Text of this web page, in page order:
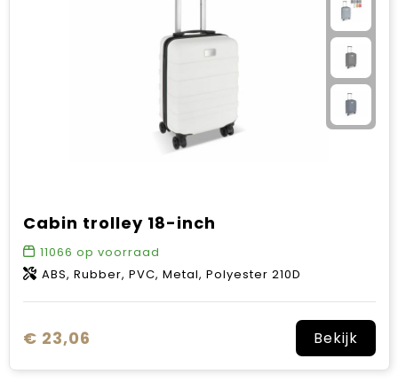
Cabin trolley 18-inch
11066 op voorraad
ABS, Rubber, PVC, Metal, Polyester 210D
€ 23,06 Bekijk